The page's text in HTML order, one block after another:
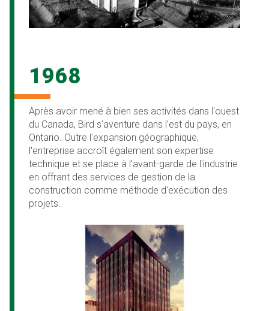
1968
Après avoir mené à bien ses activités dans l'ouest
du Canada, Bird s'aventure dans l'est du pays, en
Ontario. Outre l'expansion géographique,
l'entreprise accroît également son expertise
technique et se place à l'avant-garde de l'industrie
en offrant des services de gestion de la
construction comme méthode d'exécution des
projets.